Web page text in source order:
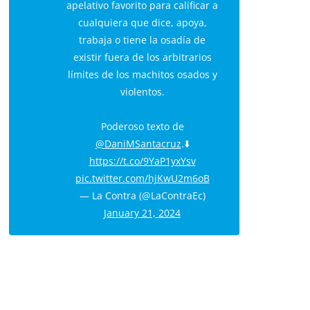
apelativo favorito para calificar a
cualquiera que dice, apoya,
trabaja o tiene la osadía de
existir fuera de los arbitrarios
límites de los machitos osados y
violentos.
Poderoso texto de
@DaniMSantacruz.⬇️
https://t.co/9YaP1yxYsv
pic.twitter.com/hjKwU2m6oB
— La Contra (@LaContraEc)
January 21, 2024